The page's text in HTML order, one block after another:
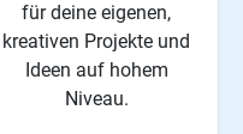
für deine eigenen,
kreativen Projekte und
Ideen auf hohem
Niveau.